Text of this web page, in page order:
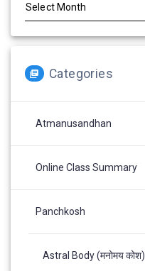
Categories
Atmanusandhan
Online Class Summary
Panchkosh
Astral Body (मनोमय कोश)